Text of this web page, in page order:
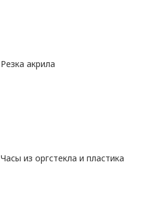
Резка акрила
Часы из оргстекла и пластика